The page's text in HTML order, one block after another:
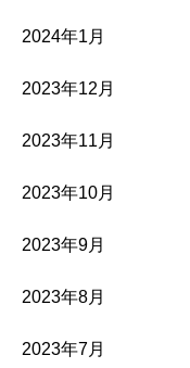
2024年1月
2023年12月
2023年11月
2023年10月
2023年9月
2023年8月
2023年7月